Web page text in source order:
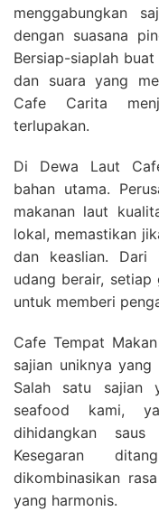
menggabungkan
dengan suasana
Bersiap-siaplah
dan suara yang
Cafe Carita
terlupakan.
Di Dewa Laut
bahan utama.
makanan laut
lokal, memastikan
dan keaslian. Dari
udang berair,
untuk memberi
Cafe Tempat
sajian uniknya
Salah satu sajian
seafood kami,
dihidangkan
Kesegaran
dikombinasikan
yang harmonis.